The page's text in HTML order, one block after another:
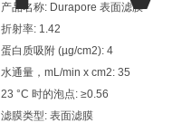
产品名称: Durapore 表面滤膜
折射率: 1.42
蛋白质吸附 (µg/cm2): 4
水通量，mL/min x cm2: 35
23 °C 时的泡点: ≥0.56
滤膜类型: 表面滤膜